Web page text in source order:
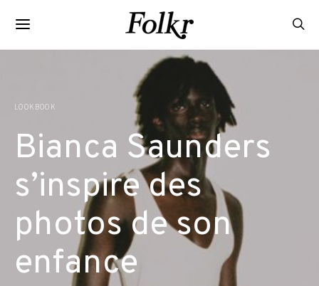
LOOKBOOK
Bianca Saunders
s’inspire des
photos de son
enfance